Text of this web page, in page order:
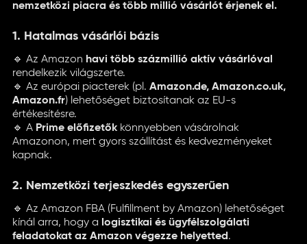
nemzetközi piacra és több millió vásárlót érjenek el.
1. Hatalmas vásárlói bázis
🔹 Az Amazon havi több százmillió aktív vásárlóval
rendelkezik világszerte.
🔹 Az európai piacterek (pl. Amazon.de, Amazon.co.uk,
Amazon.fr) lehetőséget biztosítanak az EU-s
értékesítésre.
🔹 A Prime előfizetők könnyebben vásárolnak
Amazonon, mert gyors szállítást és kedvezményeket
kapnak.
2. Nemzetközi terjeszkedés egyszerűen
🔹 Az Amazon FBA (Fulfillment by Amazon) lehetőséget
kínál arra, hogy a logisztikai és ügyfélszolgálati
feladatokat az Amazon végezze helyetted .